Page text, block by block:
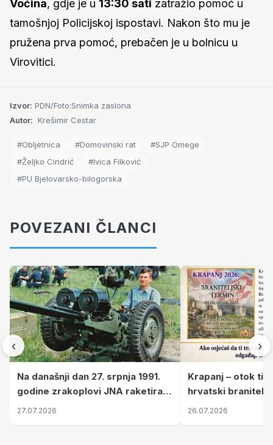
Voćina, gdje je u 13:30 sati zatražio pomoć u
tamošnjoj Policijskoj ispostavi. Nakon što mu je
pružena prva pomoć, prebačen je u bolnicu u
Virovitici.
Izvor: PDN/Foto:Snimka zaslona
Autor: Krešimir Cestar
#Obljetnica #Domovinski rat
#SJP Omege
#Željko Cindrić
#Ivica Filković
#PU Bjelovarsko-bilogorska
POVEZANI ČLANCI
‹
Na današnji dan 27. srpnja 1991.
godine zrakoplovi JNA raketirali
su vojarnu i obučni centar "Nikola
27.07.2026
Krapanj – otok
hrvatski branitelji
pronalaze mir
26.07.2026
›